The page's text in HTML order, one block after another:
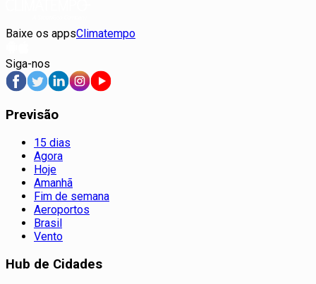
Baixe os appsClimatempo
Siga-nos
Previsão
15 dias
Agora
Hoje
Amanhã
Fim de semana
Aeroportos
Brasil
Vento
Hub de Cidades